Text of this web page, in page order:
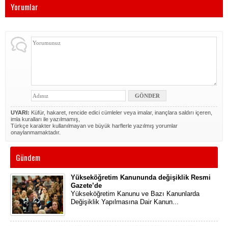
Yorumlar
UYARI: Küfür, hakaret, rencide edici cümleler veya imalar, inançlara saldırı içeren,
imla kuralları ile yazılmamış,
Türkçe karakter kullanılmayan ve büyük harflerle yazılmış yorumlar
onaylanmamaktadır.
Gündem
Yükseköğretim Kanununda değişiklik Resmi
Gazete’de
Yükseköğretim Kanunu ve Bazı Kanunlarda
Değişiklik Yapılmasına Dair Kanun...